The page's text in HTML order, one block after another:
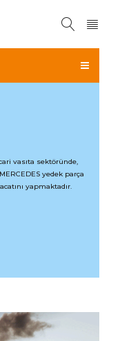
vasıta sektöründe,
yedek parça
yapmaktadır.